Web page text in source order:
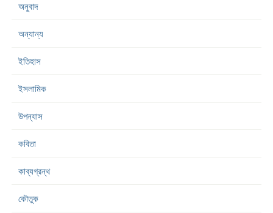
অনুবাদ
অন্যান্য
ইতিহাস
ইসলামিক
উপন্যাস
কবিতা
কাব্যগ্রন্থ
কৌতুক